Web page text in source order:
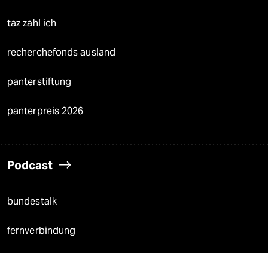
taz zahl ich
recherchefonds ausland
panterstiftung
panterpreis 2026
Podcast
bundestalk
fernverbindung